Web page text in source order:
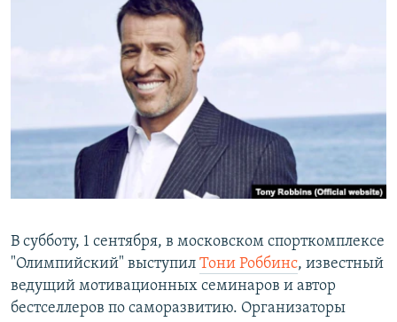
РАСПИСАНИЕ ВЕЩАНИЯ
ПОДПИШИТЕСЬ НА РАССЫЛКУ
Все сайты РСЕ/РС
В субботу, 1 сентября, в московском спорткомплексе
"Олимпийский" выступил Тони Роббинс, известный
ведущий мотивационных семинаров и автор
бестселлеров по саморазвитию. Организаторы